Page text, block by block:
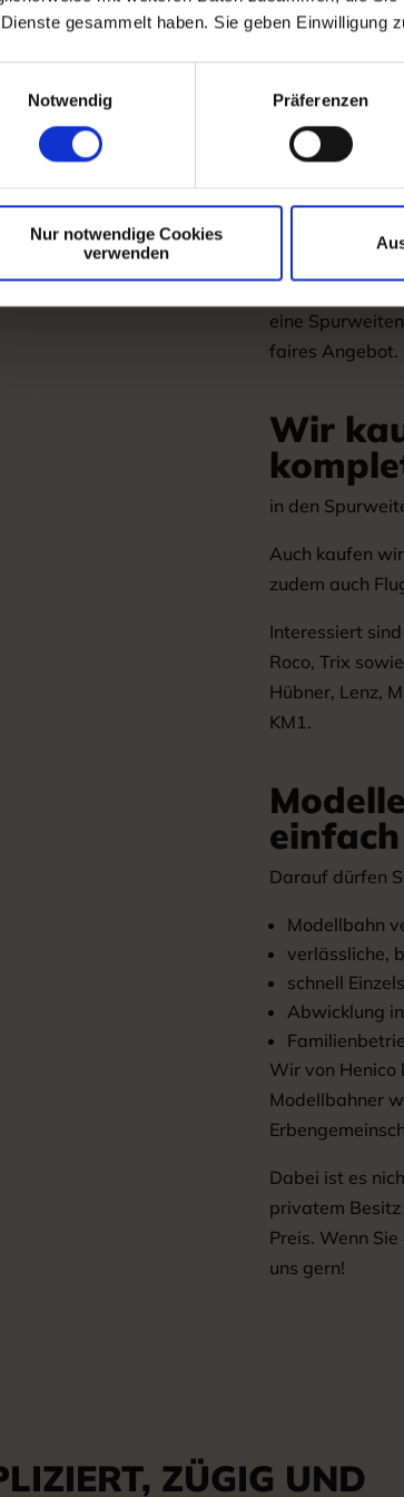
gesammelt haben. Sie geben Einwilligung
Notwendig
Präferenzen
Nur notwendige Cookies
verwenden
Als
Wir wissen,
Modellbahn-
Gefühl dabei
Gern erstellen
Ihre Loks und
eine
faires Angebot.
Wir
in den
Auch kaufen
zudem auch
Interessiert
Roco, Trix
Hübner, Lenz,
KM1.
einfach
Darauf dürfen
Modellbahn
verlässliche,
schnell
Abwicklung
Wir von Henico
Modellbahner
Dabei ist es
privatem
Preis. Wenn
uns gern!
ZÜGIG UND